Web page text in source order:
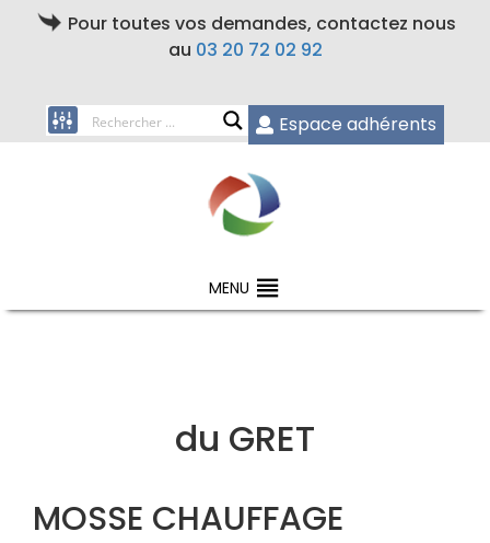
Pour toutes vos demandes, contactez nous
au 03 20 72 02 92
Espace adhérents
MENU
du GRET
MOSSE CHAUFFAGE